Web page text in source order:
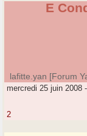
E
lafitte.yan [Forum
mercredi 25 juin 2008 -
2